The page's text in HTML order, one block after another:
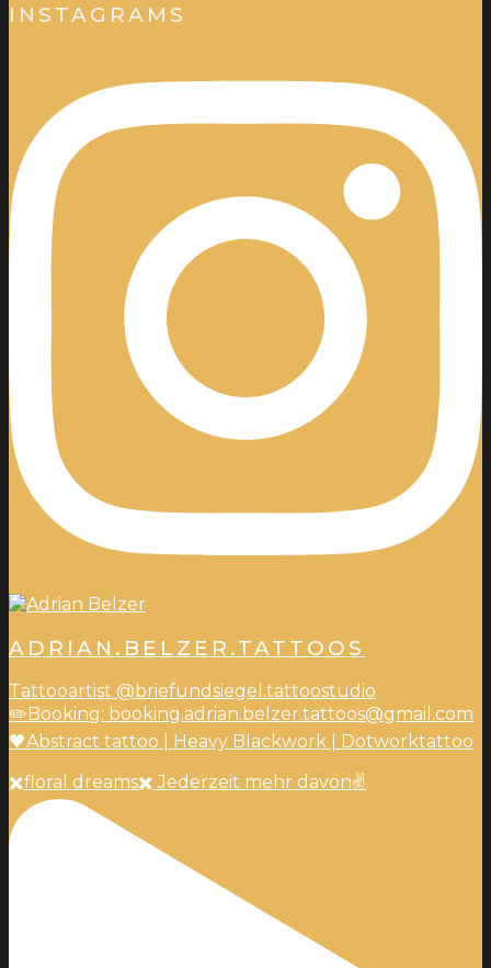
INSTAGRAMS
ADRIAN.BELZER.TATTOOS
Tattooartist @briefundsiegel.tattoostudio
✏️Booking: booking.adrian.belzer.tattoos@gmail.com
🖤Abstract tattoo | Heavy Blackwork | Dotworktattoo
✖️floral dreams✖️ Jederzeit mehr davon✌